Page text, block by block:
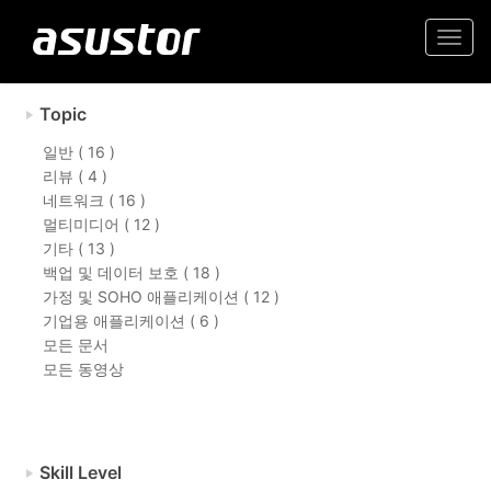
Topic
일반 ( 16 )
리뷰 ( 4 )
네트워크 ( 16 )
멀티미디어 ( 12 )
기타 ( 13 )
백업 및 데이터 보호 ( 18 )
가정 및 SOHO 애플리케이션 ( 12 )
기업용 애플리케이션 ( 6 )
모든 문서
모든 동영상
Skill Level